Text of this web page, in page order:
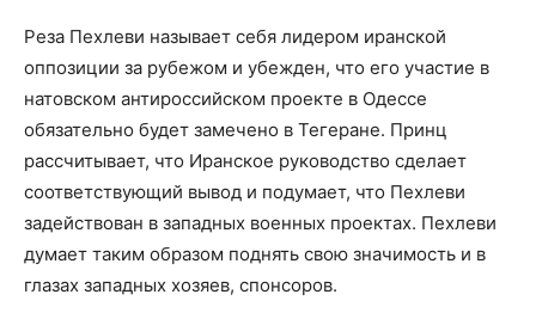
Реза Пехлеви называет себя лидером иранской
оппозиции за рубежом и убежден, что его участие в
натовском антироссийском проекте в Одессе
обязательно будет замечено в Тегеране. Принц
рассчитывает, что Иранское руководство сделает
соответствующий вывод и подумает, что Пехлеви
задействован в западных военных проектах. Пехлеви
думает таким образом поднять свою значимость и в
глазах западных хозяев, спонсоров.